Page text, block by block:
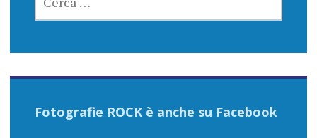
PER:
Fotografie ROCK è anche su Facebook